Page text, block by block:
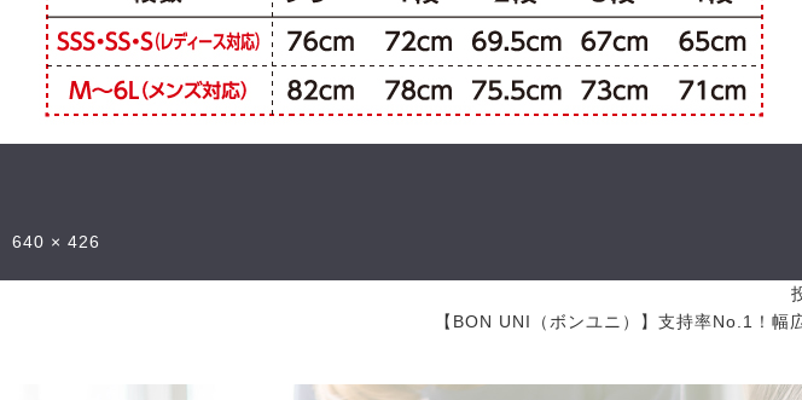
640 × 426
【BON UNI（ボンユニ）】支持率No.1！幅